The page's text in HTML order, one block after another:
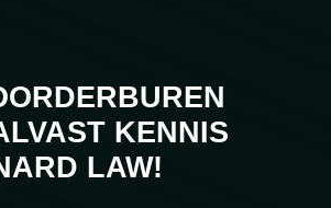
KENNIS
LAW!